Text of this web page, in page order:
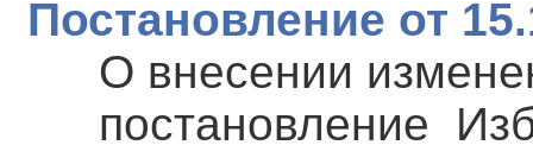
Постановление от
О внесении
постановление